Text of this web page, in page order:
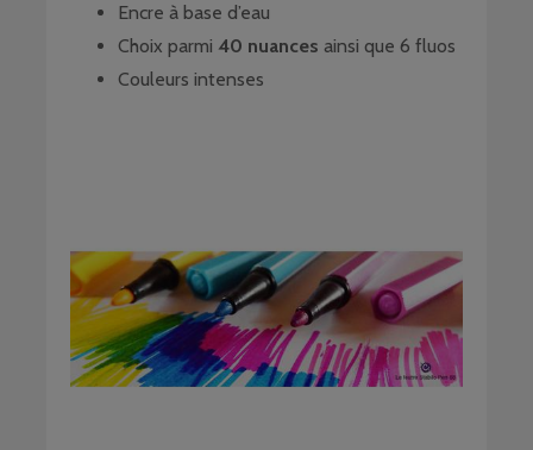
Encre à base d’eau
Choix parmi 40 nuances ainsi que 6 fluos
Couleurs intenses